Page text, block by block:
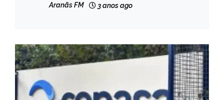
Aranãs FM 3 anos ago